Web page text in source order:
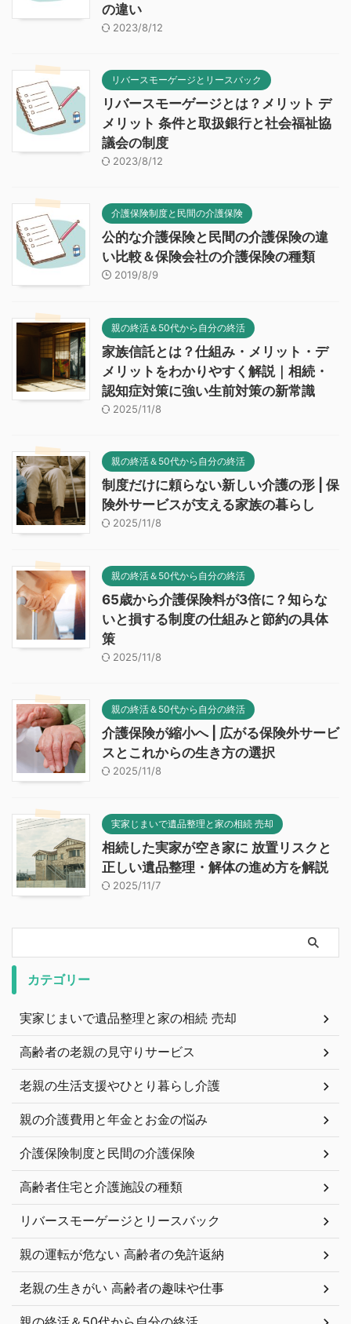
の違い
2023/8/12
リバースモーゲージとリースバック
リバースモーゲージとは？メリット デ
メリット 条件と取扱銀行と社会福祉協
議会の制度
2023/8/12
介護保険制度と民間の介護保険
公的な介護保険と民間の介護保険の違
い比較＆保険会社の介護保険の種類
2019/8/9
親の終活＆50代から自分の終活
家族信託とは？仕組み・メリット・デ
メリットをわかりやすく解説｜相続・
認知症対策に強い生前対策の新常識
2025/11/8
親の終活＆50代から自分の終活
制度だけに頼らない新しい介護の形 | 保
険外サービスが支える家族の暮らし
2025/11/8
親の終活＆50代から自分の終活
65歳から介護保険料が3倍に？知らな
いと損する制度の仕組みと節約の具体
策
2025/11/8
親の終活＆50代から自分の終活
介護保険が縮小へ | 広がる保険外サービ
スとこれからの生き方の選択
2025/11/8
実家じまいで遺品整理と家の相続 売却
相続した実家が空き家に 放置リスクと
正しい遺品整理・解体の進め方を解説
2025/11/7
カテゴリー
実家じまいで遺品整理と家の相続 売却
高齢者の老親の見守りサービス
老親の生活支援やひとり暮らし介護
親の介護費用と年金とお金の悩み
介護保険制度と民間の介護保険
高齢者住宅と介護施設の種類
リバースモーゲージとリースバック
親の運転が危ない 高齢者の免許返納
老親の生きがい 高齢者の趣味や仕事